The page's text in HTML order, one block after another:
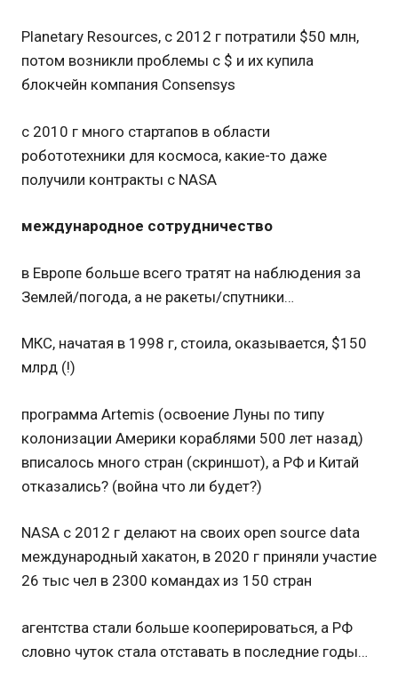
Planetary Resources, с 2012 г потратили $50 млн,
потом возникли проблемы с $ и их купила
блокчейн компания Consensys
с 2010 г много стартапов в области
робототехники для космоса, какие-то даже
получили контракты с NASA
международное сотрудничество
в Европе больше всего тратят на наблюдения за
Землей/погода, а не ракеты/спутники…
МКС, начатая в 1998 г, стоила, оказывается, $150
млрд (!)
программа Artemis (освоение Луны по типу
колонизации Америки кораблями 500 лет назад)
вписалось много стран (скриншот), а РФ и Китай
отказались? (война что ли будет?)
NASA с 2012 г делают на своих open source data
международный хакатон, в 2020 г приняли участие
26 тыс чел в 2300 командах из 150 стран
агентства стали больше кооперироваться, а РФ
словно чуток стала отставать в последние годы…